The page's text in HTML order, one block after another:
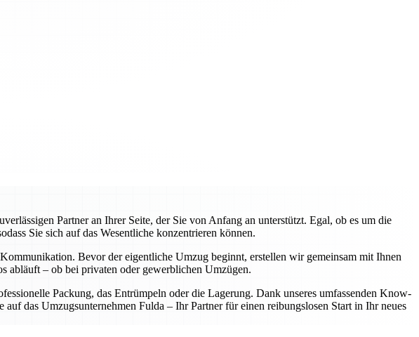
Partner an Ihrer Seite, der Sie von Anfang an unterstützt. Egal, ob es um die
Sie sich auf das Wesentliche konzentrieren können.
Bevor der eigentliche Umzug beginnt, erstellen wir gemeinsam mit Ihnen
abläuft – ob bei privaten oder gewerblichen Umzügen.
Packung, das Entrümpeln oder die Lagerung. Dank unseres umfassenden Know-
das Umzugsunternehmen Fulda – Ihr Partner für einen reibungslosen Start in Ihr neues